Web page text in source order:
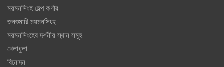
ময়মনসিংহ হেল্প কর্ণার
জনশুমারি ময়মনসিংহ
ময়মনসিংহের দর্শনীয় স্থান সমূহ
খেলাধুলা
বিনোদন